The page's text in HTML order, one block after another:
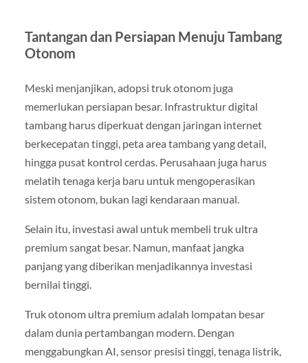
Tantangan dan Persiapan Menuju Tambang
Otonom
Meski menjanjikan, adopsi truk otonom juga
memerlukan persiapan besar. Infrastruktur digital
tambang harus diperkuat dengan jaringan internet
berkecepatan tinggi, peta area tambang yang detail,
hingga pusat kontrol cerdas. Perusahaan juga harus
melatih tenaga kerja baru untuk mengoperasikan
sistem otonom, bukan lagi kendaraan manual.
Selain itu, investasi awal untuk membeli truk ultra
premium sangat besar. Namun, manfaat jangka
panjang yang diberikan menjadikannya investasi
bernilai tinggi.
Truk otonom ultra premium adalah lompatan besar
dalam dunia pertambangan modern. Dengan
menggabungkan AI, sensor presisi tinggi, tenaga listrik,